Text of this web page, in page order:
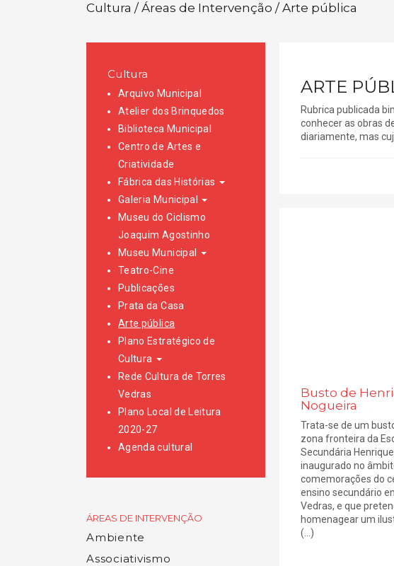
Cultura / Áreas de Intervenção / Arte pública
Cultura
Arquivo Municipal
Atelier dos Brinquedos
Biblioteca Municipal
Centro de Artes e
Criatividade
Fábrica das Histórias
Galeria Municipal
Museu do Ciclismo
Joaquim Agostinho
Museu Municipal
Teatro-Cine
Publicações
Prata da Casa
Arte pública
Plano Estratégico de
Cultura
Rede Cultura de Torres
Vedras
Plano Local de Leitura
2020-27
Agenda cultural
ÁREAS DE INTERVENÇÃO
Ambiente
Associativismo
ARTE
Rubrica publicada
conhecer as obras
diariamente, mas
Busto de
Nogueira
Trata-se de um
zona fronteira da
Secundária
inaugurado no
comemorações do
ensino secundário
Vedras, e que
homenagear um
(...)